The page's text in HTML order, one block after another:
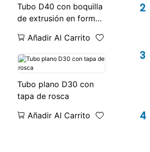
2
3
4
Tubo D40 con boquilla
de extrusión en forma
Añadir Al Carrito
Tubo plano D30 con
tapa de rosca
Añadir Al Carrito